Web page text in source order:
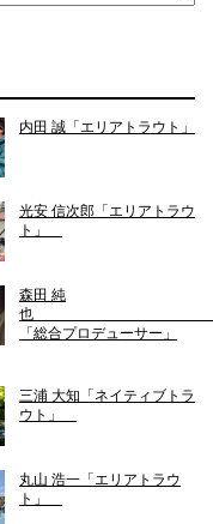
内田 誠「エリアトラウト」
光安 信次郎「エリアトラウ
ト」
森田 純
「総合プロデューサー」
三浦 大知「ネイティブトラ
ウト」
丸山 浩一「エリアトラウ
ト」